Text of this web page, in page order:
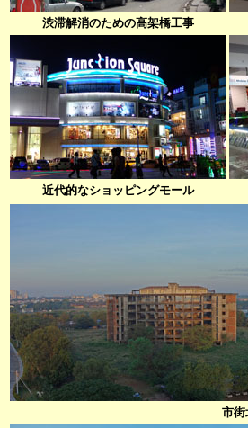
渋滞解消のための高架橋工事
近代的なショッピングモール
市街